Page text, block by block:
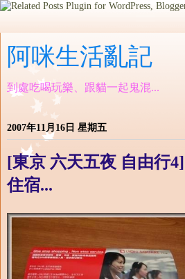
阿咪生活亂記
到處吃喝玩樂、跟貓一起鬼混...
2007年11月16日 星期五
[東京 六天五夜 自由行
住宿...